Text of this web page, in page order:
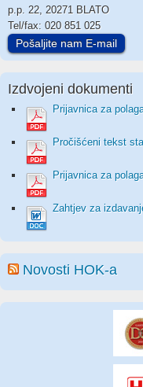
p.p. 22, 20271 BLATO
Tel/fax: 020 851 025
Pošaljite nam E-mail
Izdvojeni dokumenti
Prijavnica za
Pročišćeni tekst
Prijavnica za
Zahtjev za
Novosti HOK-a